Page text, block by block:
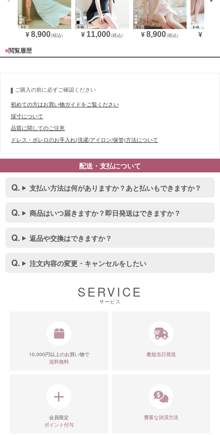
¥ 8,900(税込) ¥ 11,000(税込) ¥8,900(税込) ¥
■閲覧履歴
ご購入の前に必ずご確認ください
初めての方はお買い物ガイドをご覧ください
採寸について
品質に関してのご注意
ドレス・ボレロのお手入れ(洗濯/アイロン/保管)方法について
配送・支払について
支払い方法は何がありますか？あと払いもできますか？
商品はいつ届きますか？即日発送はできますか？
返品や交換はできますか？
注文内容の変更・キャンセルをしたい
SERVICE
サービス
10,000円以上のお買い物で
送料無料
最短当日発送
会員限定
ポイント付与
豊富な決済方法